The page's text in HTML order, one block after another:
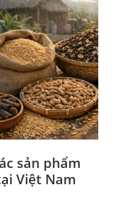
sản phẩm
Việt Nam